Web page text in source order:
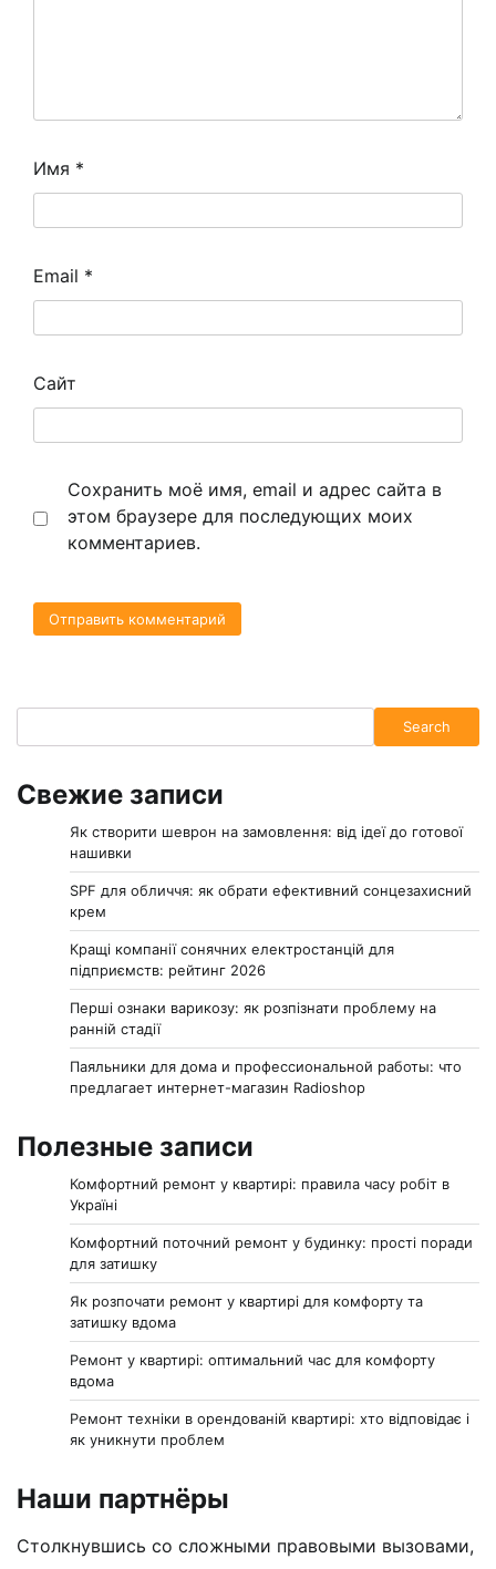
Имя *
Email *
Сайт
Сохранить моё имя, email и адрес сайта в
этом браузере для последующих моих
комментариев.
Search
Свежие записи
Як створити шеврон на замовлення: від ідеї до готової
нашивки
SPF для обличчя: як обрати ефективний сонцезахисний
крем
Кращі компанії сонячних електростанцій для
підприємств: рейтинг 2026
Перші ознаки варикозу: як розпізнати проблему на
ранній стадії
Паяльники для дома и профессиональной работы: что
предлагает интернет-магазин Radioshop
Полезные записи
Комфортний ремонт у квартирі: правила часу робіт в
Україні
Комфортний поточний ремонт у будинку: прості поради
для затишку
Як розпочати ремонт у квартирі для комфорту та
затишку вдома
Ремонт у квартирі: оптимальний час для комфорту
вдома
Ремонт техніки в орендованій квартирі: хто відповідає і
як уникнути проблем
Наши партнёры
Столкнувшись со сложными правовыми вызовами,